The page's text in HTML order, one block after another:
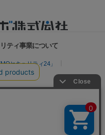
ティ事業について
セキュリティ24」
断